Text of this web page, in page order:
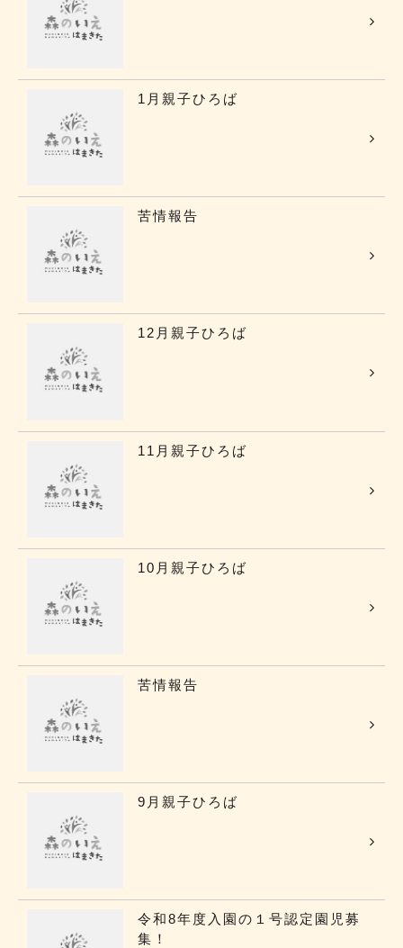
1月親子ひろば
苦情報告
12月親子ひろば
11月親子ひろば
10月親子ひろば
苦情報告
9月親子ひろば
令和8年度入園の１号認定園児募
集！